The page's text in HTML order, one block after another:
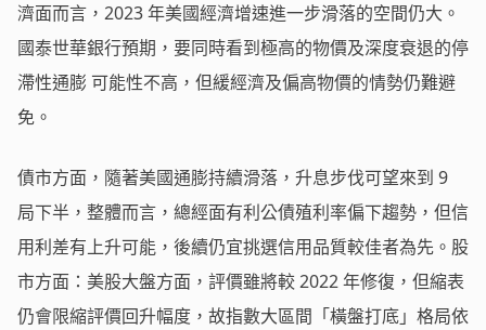
濟面而言，2023 年美國經濟增速進一步滑落的空間仍大。
國泰世華銀行預期，要同時看到極高的物價及深度衰退的停
滯性通膨 可能性不高，但緩經濟及偏高物價的情勢仍難避
免。
債市方面，隨著美國通膨持續滑落，升息步伐可望來到 9
局下半，整體而言，總經面有利公債殖利率偏下趨勢，但信
用利差有上升可能，後續仍宜挑選信用品質較佳者為先。股
市方面：美股大盤方面，評價雖將較 2022 年修復，但縮表
仍會限縮評價回升幅度，故指數大區間「橫盤打底」格局依